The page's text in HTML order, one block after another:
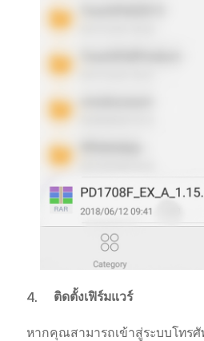
4. ติดตั้งเฟิร์มแวร์
หากคุณสามารถเข้าสู่ระบบโท